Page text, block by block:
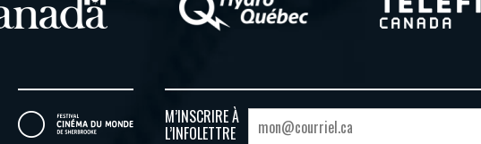
M’INSCRIRE À
L’INFOLETTRE